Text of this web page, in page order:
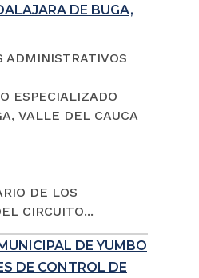
DE BUGA,
ADMINISTRATIVOS
ESPECIALIZADO
VALLE DEL CAUCA
DE LOS
CIRCUITO...
DE YUMBO
DE CONTROL DE